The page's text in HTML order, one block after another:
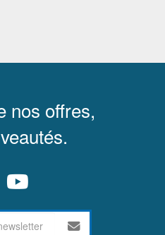
nos offres,